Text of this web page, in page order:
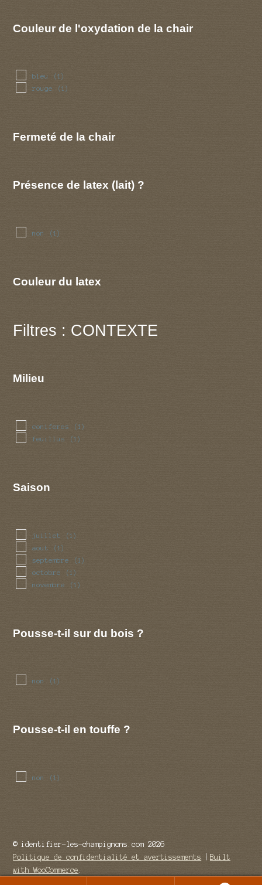
Couleur de l'oxydation de la chair
bleu (1)
rouge (1)
Fermeté de la chair
Présence de latex (lait) ?
non (1)
Couleur du latex
Filtres : CONTEXTE
Milieu
coniferes (1)
feuillus (1)
Saison
juillet (1)
aout (1)
septembre (1)
octobre (1)
novembre (1)
Pousse-t-il sur du bois ?
non (1)
Pousse-t-il en touffe ?
non (1)
© identifier-les-champignons.com 2026
Politique de confidentialité et avertissements
Built
with WooCommerce